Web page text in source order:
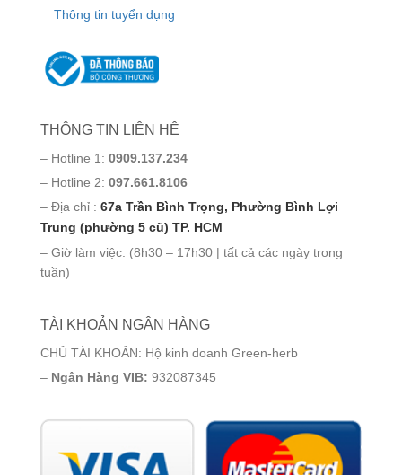
Thông tin tuyển dụng
THÔNG TIN LIÊN HỆ
– Hotline 1: 0909.137.234
– Hotline 2: 097.661.8106
– Địa chỉ : 67a Trần Bình Trọng, Phường Bình Lợi
Trung (phường 5 cũ) TP. HCM
– Giờ làm việc: (8h30 – 17h30 | tất cả các ngày trong
tuần)
TÀI KHOẢN NGÂN HÀNG
CHỦ TÀI KHOẢN: Hộ kinh doanh Green-herb
– Ngân Hàng VIB: 932087345